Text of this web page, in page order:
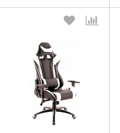
Выберите количество:
Продолжить